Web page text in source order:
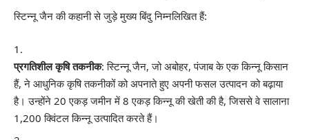
स्टिन्नू जैन की कहानी से जुड़े मुख्य बिंदु निम्नलिखित हैं:
प्रगतिशील कृषि तकनीक: स्टिन्नू जैन, जो अबोहर, पंजाब के एक किन्नू किसान
हैं, ने आधुनिक कृषि तकनीकों को अपनाते हुए अपनी फसल उत्पादन को बढ़ाया
है। उन्होंने 20 एकड़ जमीन में 8 एकड़ किन्नू की खेती की है, जिससे वे सालाना
1,200 क्विंटल किन्नू उत्पादित करते हैं।